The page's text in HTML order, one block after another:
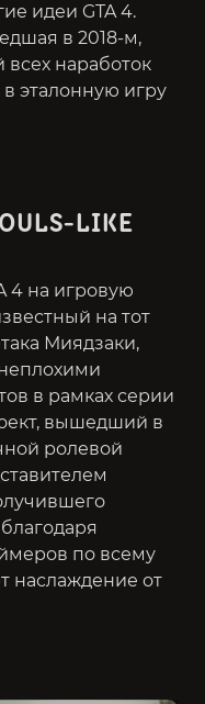
идеи GTA 4.
в 2018-м,
всех наработок
эталонную игру
LIKE
4 на игровую
на тот
Миядзаки,
в рамках серии
вышедший в
ролевой
по всему
наслаждение от